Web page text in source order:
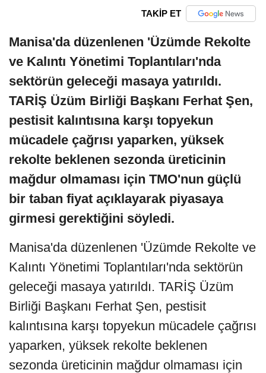
TAKİP ET
Manisa'da düzenlenen 'Üzümde Rekolte
ve Kalıntı Yönetimi Toplantıları'nda
sektörün geleceği masaya yatırıldı.
TARİŞ Üzüm Birliği Başkanı Ferhat Şen,
pestisit kalıntısına karşı topyekun
mücadele çağrısı yaparken, yüksek
rekolte beklenen sezonda üreticinin
mağdur olmaması için TMO'nun güçlü
bir taban fiyat açıklayarak piyasaya
girmesi gerektiğini söyledi.
Manisa'da düzenlenen 'Üzümde Rekolte ve
Kalıntı Yönetimi Toplantıları'nda sektörün
geleceği masaya yatırıldı. TARİŞ Üzüm
Birliği Başkanı Ferhat Şen, pestisit
kalıntısına karşı topyekun mücadele çağrısı
yaparken, yüksek rekolte beklenen
sezonda üreticinin mağdur olmaması için